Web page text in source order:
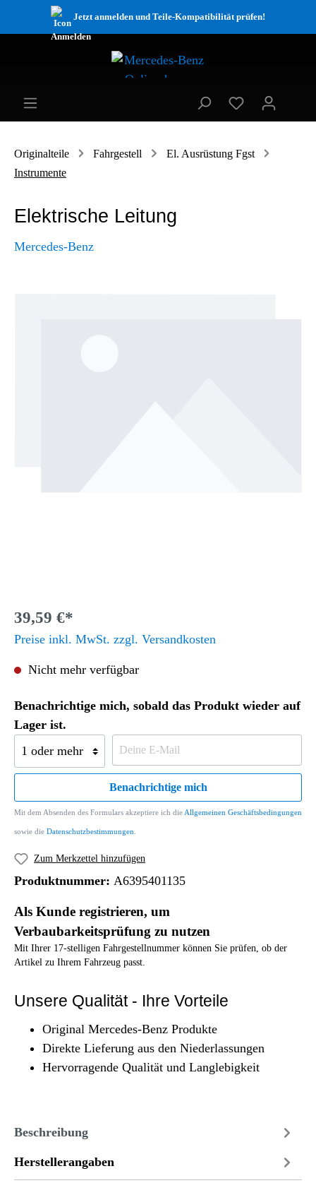
Jetzt anmelden und Teile-Kompatibilität prüfen!
Originalteile Fahrgestell
El. Ausrüstung Fgst
Instrumente
Elektrische Leitung
Mercedes-Benz
39,59 €*
Preise inkl. MwSt. zzgl. Versandkosten
Nicht mehr verfügbar
Benachrichtige mich, sobald das Produkt wieder auf
Lager ist.
Benachrichtige mich
Mit dem Absenden des Formulars akzeptiere ich die Allgemeinen Geschäftsbedingungen
sowie die Datenschutzbestimmungen
Zum Merkzettel hinzufügen
Produktnummer: A6395401135
Als Kunde registrieren, um
Verbaubarkeitsprüfung zu nutzen
Mit Ihrer 17-stelligen Fahrgestellnummer können Sie prüfen, ob der
Artikel zu Ihrem Fahrzeug passt.
Unsere Qualität - Ihre Vorteile
Original Mercedes-Benz Produkte
Direkte Lieferung aus den Niederlassungen
Hervorragende Qualität und Langlebigkeit
Beschreibung
Herstellerangaben